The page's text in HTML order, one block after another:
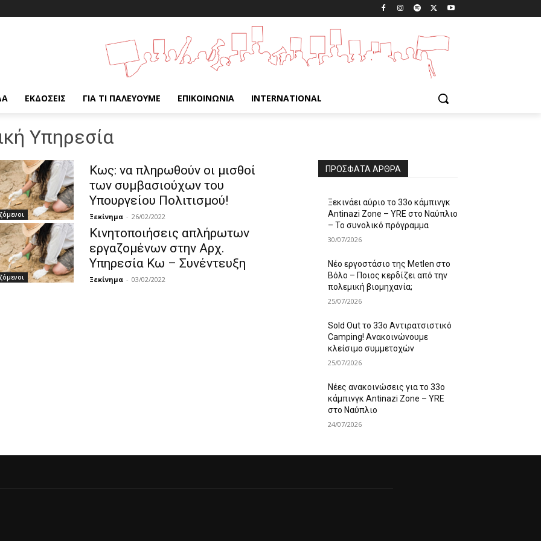
ΕΚΔΌΣΕΙΣ ΓΙΑ ΤΙ ΠΑΛΕΎΟΥΜΕ ΕΠΙΚΟΙΝΩΝΊΑ INTERNATIONAL
Υπηρεσία
Κως: να πληρωθούν οι μισθοί
των συμβασιούχων του
Υπουργείου Πολιτισμού!
Ξεκίνημα - 26/02/2022
Κινητοποιήσεις απλήρωτων
εργαζομένων στην Αρχ.
Υπηρεσία Κω – Συνέντευξη
Ξεκίνημα - 03/02/2022
ΠΡΌΣΦΑΤΑ ΆΡΘΡΑ
Ξεκινάει αύριο το 33ο κάμπινγκ
Antinazi Zone – YRE στο Ναύπλιο
– Το συνολικό πρόγραμμα
30/07/2026
Νέο εργοστάσιο της Metlen στο
Βόλο – Ποιος κερδίζει από την
πολεμική βιομηχανία;
25/07/2026
Sold Out το 33ο Αντιρατσιστικό
Camping! Ανακοινώνουμε
κλείσιμο συμμετοχών
25/07/2026
Νέες ανακοινώσεις για το 33ο
κάμπινγκ Antinazi Zone – YRE
στο Ναύπλιο
24/07/2026